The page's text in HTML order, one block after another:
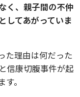
く、親子間の不仲
してあがっていま
た理由は何だった
信康切腹事件が起
。